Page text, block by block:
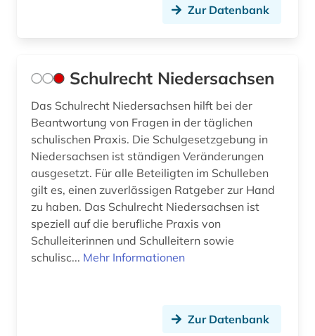
Zur Datenbank
Schulrecht Niedersachsen
Das Schulrecht Niedersachsen hilft bei der
Beantwortung von Fragen in der täglichen
schulischen Praxis. Die Schulgesetzgebung in
Niedersachsen ist ständigen Veränderungen
ausgesetzt. Für alle Beteiligten im Schulleben
gilt es, einen zuverlässigen Ratgeber zur Hand
zu haben. Das Schulrecht Niedersachsen ist
speziell auf die berufliche Praxis von
Schulleiterinnen und Schulleitern sowie
schulisc... Mehr Informationen
Zur Datenbank